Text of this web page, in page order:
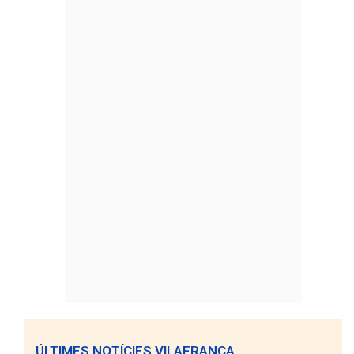
ÚLTIMES NOTÍCIES VILAFRANCA